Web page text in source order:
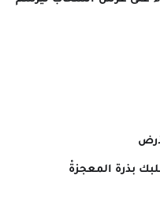
بذرة المعجزةْ